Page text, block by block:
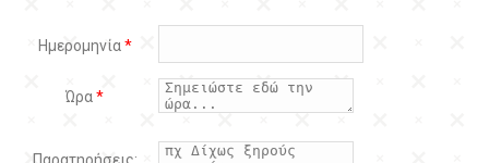
Ημερομηνία*
Ώρα*
Παρατηρήσεις: